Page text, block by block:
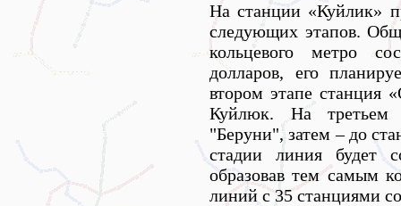
На станции «Куйлик»
следующих этапов.
кольцевого метро
долларов, его
втором этапе станция
Куйлюк. На третьем
"Беруни", затем – до
стадии линия будет
образовав тем самым
линий с 35 станциями